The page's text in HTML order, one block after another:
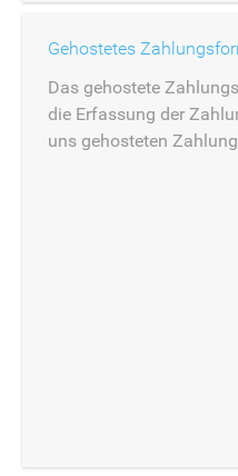
Gehostetes
Das gehostete
die Erfassung der
uns gehosteten